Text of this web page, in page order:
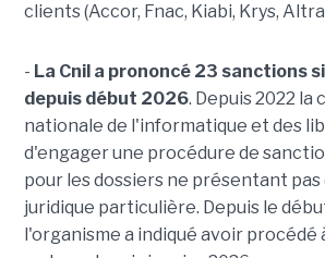
clients (Accor, Fnac, Kiabi, Krys,
- La Cnil a prononcé 23 sanctions
depuis début 2026. Depuis 2022 la
nationale de l'informatique et des
d'engager une procédure de
pour les dossiers ne présentant
juridique particulière. Depuis le
l'organisme a indiqué avoir procédé